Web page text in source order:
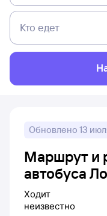
Кто едет
Обновлено 13
Маршрут и
автобуса
Ходит
неизвестно